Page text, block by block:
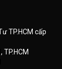
TP.HCM cấp
TP.HCM